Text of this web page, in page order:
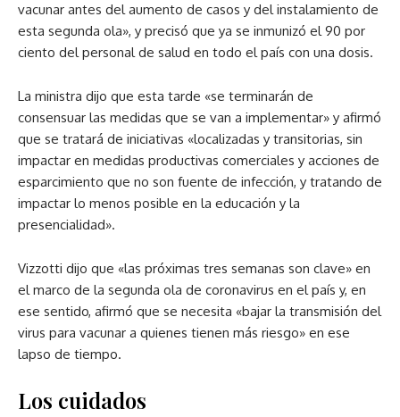
vacunar antes del aumento de casos y del instalamiento de
esta segunda ola», y precisó que ya se inmunizó el 90 por
ciento del personal de salud en todo el país con una dosis.
La ministra dijo que esta tarde «se terminarán de
consensuar las medidas que se van a implementar» y afirmó
que se tratará de iniciativas «localizadas y transitorias, sin
impactar en medidas productivas comerciales y acciones de
esparcimiento que no son fuente de infección, y tratando de
impactar lo menos posible en la educación y la
presencialidad».
Vizzotti dijo que «las próximas tres semanas son clave» en
el marco de la segunda ola de coronavirus en el país y, en
ese sentido, afirmó que se necesita «bajar la transmisión del
virus para vacunar a quienes tienen más riesgo» en ese
lapso de tiempo.
Los cuidados